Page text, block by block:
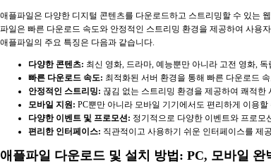
애플파일은 다양한 디지털 콘텐츠를 다운로드하고 스트리밍할 수 있는
파일은 빠른 다운로드 속도와 안정적인 스트리밍 환경을 제공하여 사용
애플파일의 주요 특징은 다음과 같습니다.
다양한 콘텐츠: 최신 영화, 드라마, 예능뿐만 아니라 고전 영화,
빠른 다운로드 속도: 최적화된 서버 환경을 통해 빠른 다운로드
안정적인 스트리밍: 끊김 없는 스트리밍 환경을 제공하여 쾌적한
모바일 지원: PC뿐만 아니라 모바일 기기에서도 편리하게 이용할
다양한 이벤트 및 프로모션: 정기적으로 다양한 이벤트와 프로모
편리한 인터페이스: 직관적이고 사용하기 쉬운 인터페이스를 제
애플파일 다운로드 및 설치 방법: PC, 모바일 완